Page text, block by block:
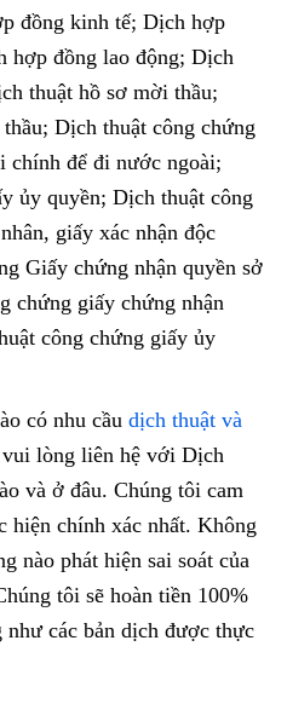
đồng kinh tế; Dịch hợp
hợp đồng lao động; Dịch
thuật hồ sơ mời thầu;
Dịch thuật công chứng
chính để đi nước ngoài;
ủy quyền; Dịch thuật công
giấy xác nhận độc
Giấy chứng nhận quyền sở
chứng giấy chứng nhận
công chứng giấy ủy
có nhu cầu dịch thuật và
vui lòng liên hệ với Dịch
và ở đâu. Chúng tôi cam
hiện chính xác nhất. Không
nào phát hiện sai soát của
tôi sẽ hoàn tiền 100%
các bản dịch được thực